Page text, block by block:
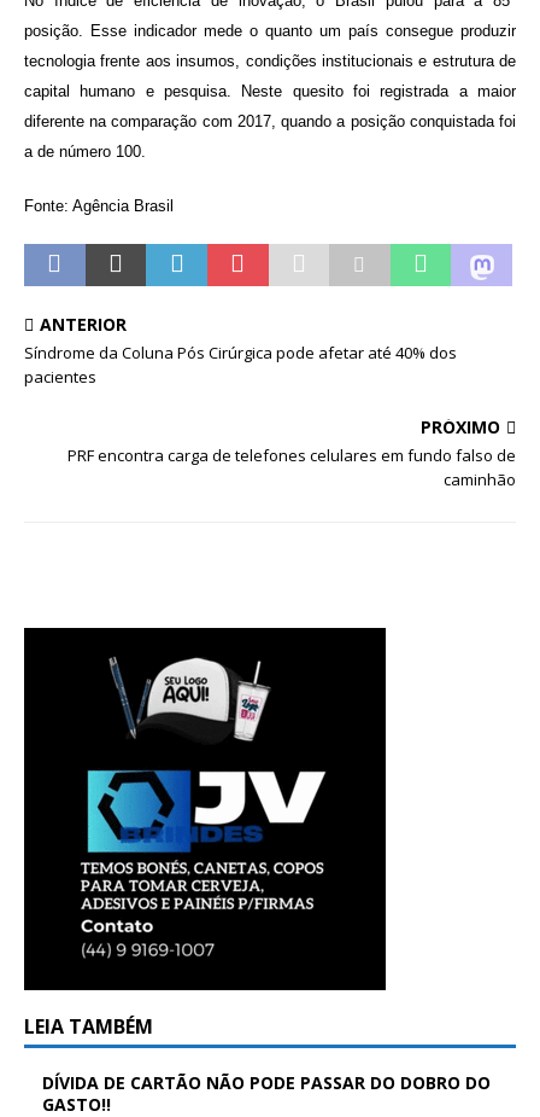
posição. Esse indicador mede o quanto um país consegue produzir
tecnologia frente aos insumos, condições institucionais e estrutura de
capital humano e pesquisa. Neste quesito foi registrada a maior
diferente na comparação com 2017, quando a posição conquistada foi
a de número 100.
Fonte: Agência Brasil
ANTERIOR
Síndrome da Coluna Pós Cirúrgica pode afetar até 40% dos
pacientes
PRÓXIMO
PRF encontra carga de telefones celulares em fundo falso de
caminhão
LEIA TAMBÉM
DÍVIDA DE CARTÃO NÃO PODE PASSAR DO DOBRO DO
GASTO!!